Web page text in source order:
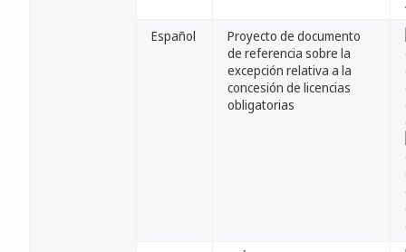
Español
Proyecto de documento
de referencia sobre la
excepción relativa a la
concesión de licencias
obligatorias